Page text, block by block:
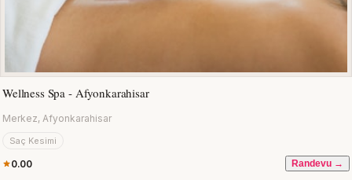
Wellness Spa - Afyonkarahisar
Merkez, Afyonkarahisar
Saç Kesimi
0.00 Randevu →